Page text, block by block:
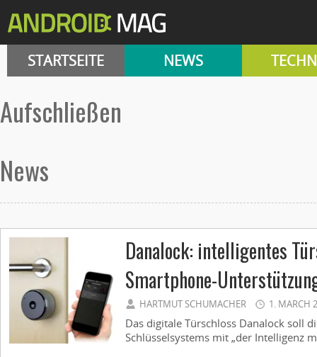
STARTSEITE NEWS
aufschließen
News
Danalock: intelligentes
Smartphone-
HARTMUT SCHUMACHER 1. MARCH
Das digitale Türschloss Danalock soll
Schlüsselsystems mit „der Intelligenz